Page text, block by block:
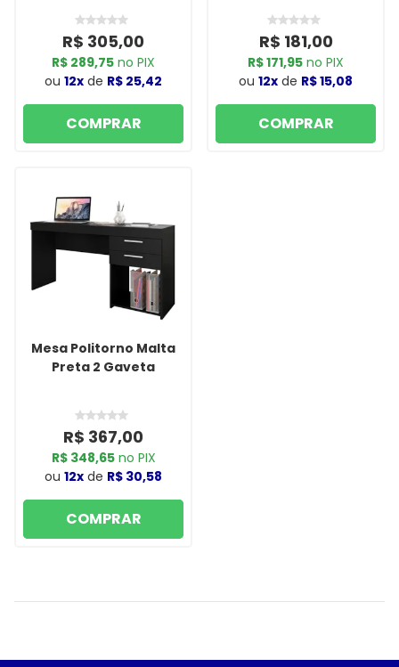
R$ 305,00
R$ 289,75 no PIX
ou 12x de R$ 25,42
COMPRAR
R$ 181,00
R$ 171,95 no PIX
ou 12x de R$ 15,08
COMPRAR
Mesa Politorno Malta
Preta 2 Gaveta
R$ 367,00
R$ 348,65no PIX
ou 12x de R$ 30,58
COMPRAR